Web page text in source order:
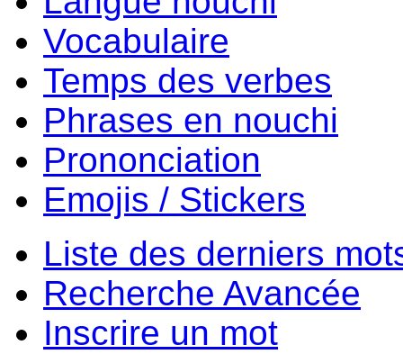
Vocabulaire
Temps des verbes
Phrases en nouchi
Prononciation
Emojis / Stickers
Liste des derniers
Recherche Avancée
Inscrire un mot